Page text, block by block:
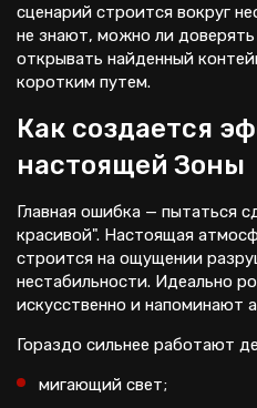
сценарий строится вокруг
не знают, можно ли
открывать найденный
коротким путем.
Как создается
настоящей Зоны
Главная ошибка — пытаться
красивой". Настоящая
строится на ощущении
нестабильности. Идеально
искусственно и напоминают
Гораздо сильнее работают
мигающий свет;